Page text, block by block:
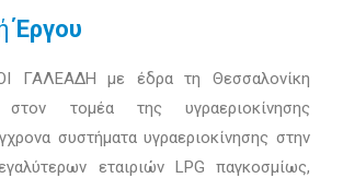
Έργου
ΓΑΛΕΑΔΗ με έδρα τη Θεσσαλονίκη
στον τομέα της υγραεριοκίνησης
συστήματα υγραεριοκίνησης στην
εταιριών LPG παγκοσμίως,